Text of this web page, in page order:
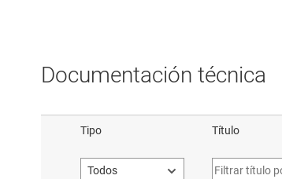
Documentación técnica